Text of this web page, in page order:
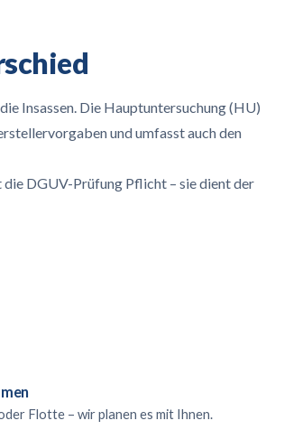
Insassen. Die Hauptuntersuchung (HU)
und umfasst auch den
DGUV-Prüfung Pflicht – sie dient der
Flotte – wir planen es mit Ihnen.